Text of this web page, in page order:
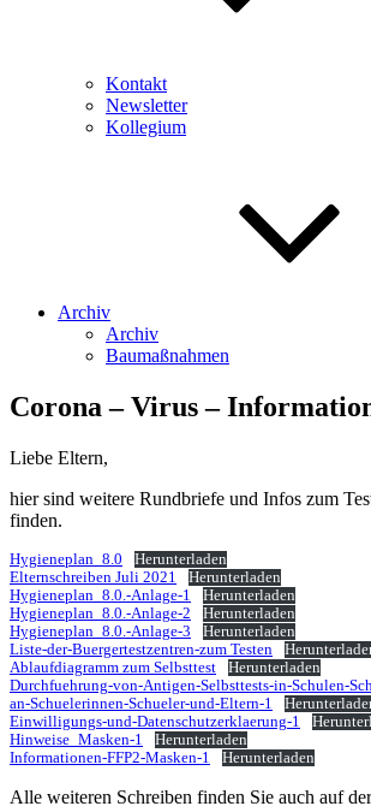
Kontakt
Newsletter
Kollegium
Archiv
Archiv
Baumaßnahmen
Corona – Virus –
Liebe Eltern,
hier sind weitere Rundbriefe und Infos zum
finden.
Hygieneplan_8.0
Herunterladen
Elternschreiben Juli 2021
Herunterladen
Hygieneplan_8.0.-Anlage-1
Herunterladen
Hygieneplan_8.0.-Anlage-2
Herunterladen
Hygieneplan_8.0.-Anlage-3
Herunterladen
Liste-der-Buergertestzentren-zum Testen
Ablaufdiagramm zum Selbsttest
Herunterladen
Durchfuehrung-von-Antigen-Selbsttests-in-Schulen-
an-Schuelerinnen-Schueler-und-Eltern-1
Einwilligungs-und-Datenschutzerklaerung-1
Hinweise_Masken-1
Herunterladen
Informationen-FFP2-Masken-1
Herunterladen
Alle weiteren Schreiben finden Sie auch auf der